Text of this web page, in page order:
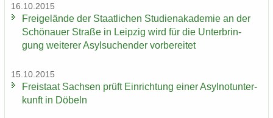
16.10.2015
Frei­ge­län­de der Staat­li­chen Stu­di­en­aka­de­mie an der
Schö­nau­er Stra­ße in Leip­zig wird für die Un­ter­brin­
gung wei­te­rer Asyl­su­chen­der vor­be­rei­tet
15.10.2015
Frei­staat Sach­sen prüft Ein­rich­tung einer Asyl­not­un­ter­
kunft in Dö­beln